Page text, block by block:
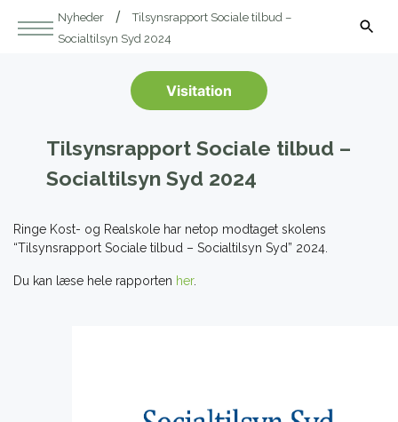
Nyheder
Tilsynsrapport Sociale tilbud –
Socialtilsyn Syd 2024
Visitation
Tilsynsrapport Sociale tilbud –
Socialtilsyn Syd 2024
Ringe Kost- og Realskole har netop modtaget skolens
“Tilsynsrapport Sociale tilbud – Socialtilsyn Syd” 2024.
Du kan læse hele rapporten her.